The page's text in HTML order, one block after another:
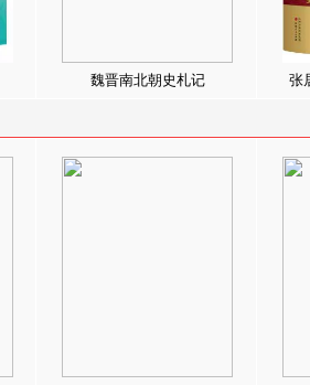
魏晋南北朝史札记 张